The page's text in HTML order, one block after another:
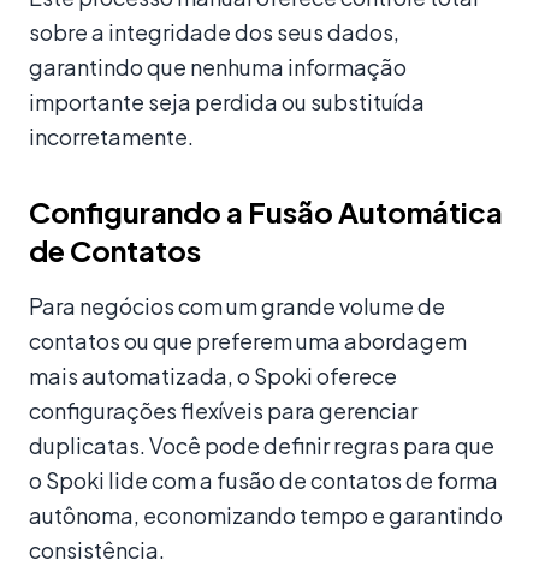
sobre a integridade dos seus dados,
garantindo que nenhuma informação
importante seja perdida ou substituída
incorretamente.
Configurando a Fusão Automática
de Contatos
Para negócios com um grande volume de
contatos ou que preferem uma abordagem
mais automatizada, o Spoki oferece
configurações flexíveis para gerenciar
duplicatas. Você pode definir regras para que
o Spoki lide com a fusão de contatos de forma
autônoma, economizando tempo e garantindo
consistência.